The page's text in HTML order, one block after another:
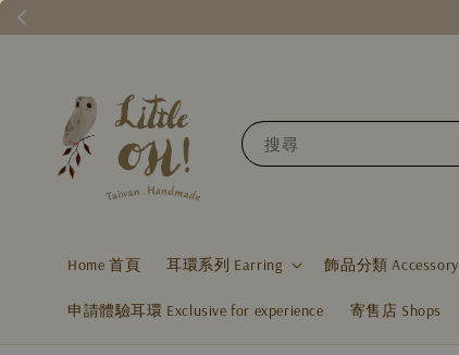
搜尋
Home 首頁 耳環系列 Earring 飾品分類 Accessory
申請體驗耳環 Exclusive for experience 寄售店 Shops